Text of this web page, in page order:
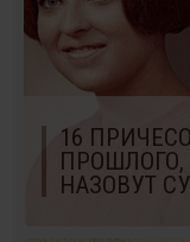
16
ПРОШЛОГО,
НАЗОВУТ